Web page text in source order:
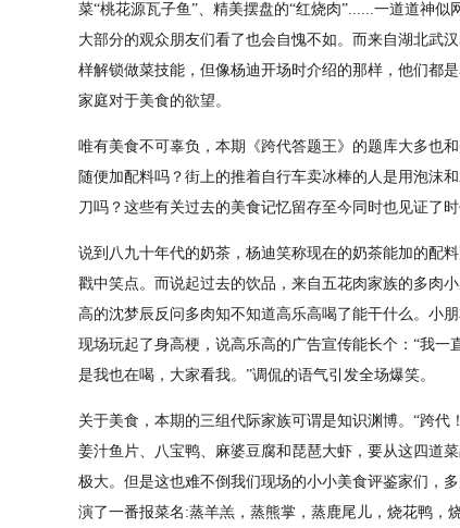
菜“桃花源瓦子鱼”、精美摆盘的“红烧肉”......一道道神
大部分的观众朋友们看了也会自愧不如。而来自湖北武
样解锁做菜技能，但像杨迪开场时介绍的那样，他们都
家庭对于美食的欲望。
唯有美食不可辜负，本期《跨代答题王》的题库大多也
随便加配料吗？街上的推着自行车卖冰棒的人是用泡沫
刀吗？这些有关过去的美食记忆留存至今同时也见证了时
说到八九十年代的奶茶，杨迪笑称现在的奶茶能加的配
戳中笑点。而说起过去的饮品，来自五花肉家族的多肉
高的沈梦辰反问多肉知不知道高乐高喝了能干什么。小
现场玩起了身高梗，说高乐高的广告宣传能长个：“我
是我也在喝，大家看我。”调侃的语气引发全场爆笑。
关于美食，本期的三组代际家族可谓是知识渊博。“跨代
姜汁鱼片、八宝鸭、麻婆豆腐和琵琶大虾，要从这四道
极大。但是这也难不倒我们现场的小小美食评鉴家们，
演了一番报菜名:蒸羊羔，蒸熊掌，蒸鹿尾儿，烧花鸭，